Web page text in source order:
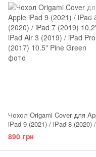
Чохол Origami Cover для
iPad 9 (2021) / iPad 8 (2020) /
iPad 7 (2019) 10,2" / iPad Air 3
(2019) / iPad Pro 2 (2017) 10.5"
Black
890 грн